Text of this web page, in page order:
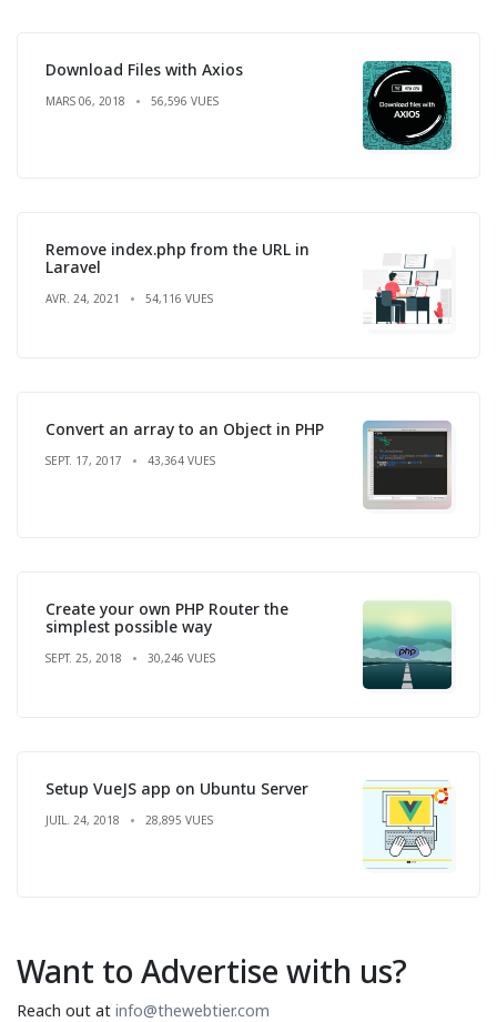
Download Files with Axios
MARS 06, 2018 56,596 VUES
Remove index.php from the URL in
Laravel
AVR. 24, 2021 54,116 VUES
Convert an array to an Object in PHP
SEPT. 17, 2017 43,364 VUES
Create your own PHP Router the
simplest possible way
SEPT. 25, 2018 30,246 VUES
Setup VueJS app on Ubuntu Server
JUIL. 24, 2018 28,895 VUES
Want to Advertise with us?
Reach out at info@thewebtier.com